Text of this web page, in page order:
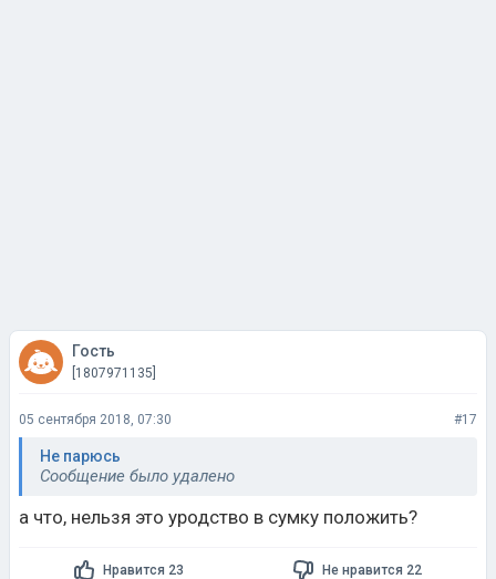
Гость
[1807971135]
05 сентября 2018, 07:30 #17
Не парюсь
Сообщение было удалено
а что, нельзя это уродство в сумку положить?
Нравится 23 Не нравится 22